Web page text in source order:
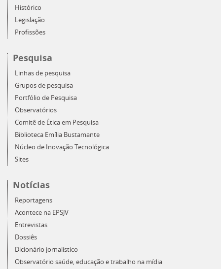
Histórico
Legislação
Profissões
Pesquisa
Linhas de pesquisa
Grupos de pesquisa
Portfólio de Pesquisa
Observatórios
Comitê de Ética em Pesquisa
Biblioteca Emília Bustamante
Núcleo de Inovação Tecnológica
Sites
Notícias
Reportagens
Acontece na EPSJV
Entrevistas
Dossiês
Dicionário jornalístico
Observatório saúde, educação e trabalho na mídia